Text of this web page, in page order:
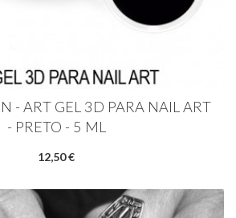
- ART GEL 3D PARA NAIL ART
- PRETO - 5 ML
12,50 €